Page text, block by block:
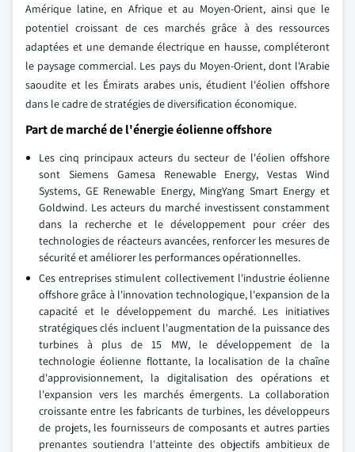
Amérique latine, en Afrique et au Moyen-Orient, ainsi que le
potentiel croissant de ces marchés grâce à des ressources
adaptées et une demande électrique en hausse, compléteront
le paysage commercial. Les pays du Moyen-Orient, dont l'Arabie
saoudite et les Émirats arabes unis, étudient l'éolien offshore
dans le cadre de stratégies de diversification économique.
Part de marché de l'énergie éolienne offshore
Les cinq principaux acteurs du secteur de l'éolien offshore
sont Siemens Gamesa Renewable Energy, Vestas Wind
Systems, GE Renewable Energy, MingYang Smart Energy et
Goldwind. Les acteurs du marché investissent constamment
dans la recherche et le développement pour créer des
technologies de réacteurs avancées, renforcer les mesures de
sécurité et améliorer les performances opérationnelles.
Ces entreprises stimulent collectivement l'industrie éolienne
offshore grâce à l'innovation technologique, l'expansion de la
capacité et le développement du marché. Les initiatives
stratégiques clés incluent l'augmentation de la puissance des
turbines à plus de 15 MW, le développement de la
technologie éolienne flottante, la localisation de la chaîne
d'approvisionnement, la digitalisation des opérations et
l'expansion vers les marchés émergents. La collaboration
croissante entre les fabricants de turbines, les développeurs
de projets, les fournisseurs de composants et autres parties
prenantes soutiendra l'atteinte des objectifs ambitieux de